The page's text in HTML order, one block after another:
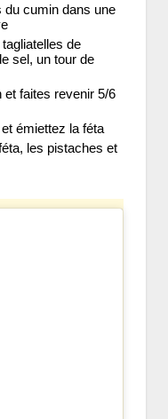
du cumin dans une
de
sel, un tour de
faites revenir 5/6
émiettez la féta
les pistaches et